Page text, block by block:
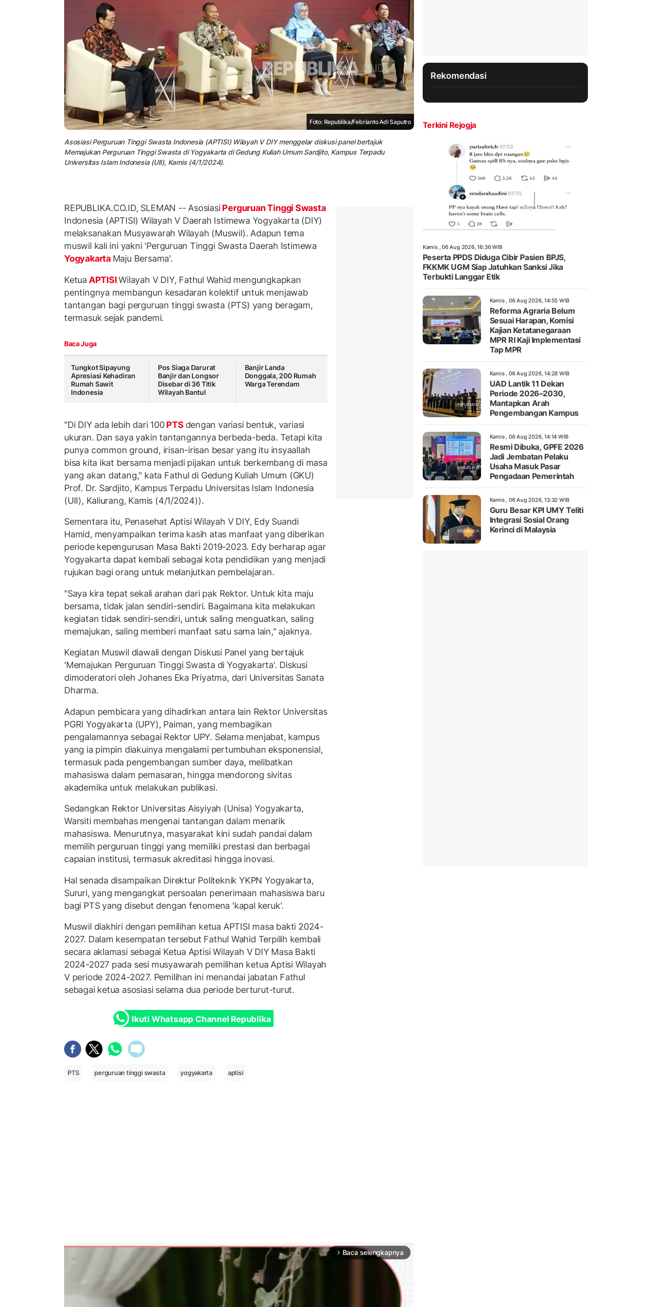
Foto: Republika/Febrianto Adi Saputro
Asosiasi Perguruan Tinggi Swasta Indonesia (APTISI) Wilayah V DIY menggelar diskusi panel bertajuk
Memajukan Perguruan Tinggi Swasta di Yogyakarta di Gedung Kuliah Umum Sardjito, Kampus Terpadu
Universitas Islam Indonesia (UII), Kamis (4/1/2024).
REPUBLIKA.CO.ID, SLEMAN -- AsosiasiPerguruan Tinggi Swasta
Indonesia (APTISI) Wilayah V Daerah Istimewa Yogyakarta (DIY)
melaksanakan Musyawarah Wilayah (Muswil). Adapun tema
muswil kali ini yakni 'Perguruan Tinggi Swasta Daerah Istimewa
Yogyakarta Maju Bersama'.
Ketua APTISIWilayah V DIY, Fathul Wahid mengungkapkan
pentingnya membangun kesadaran kolektif untuk menjawab
tantangan bagi perguruan tinggi swasta (PTS) yang beragam,
termasuk sejak pandemi.
Baca Juga
Tungkot Sipayung
Apresiasi Kehadiran
Rumah Sawit
Indonesia
Pos Siaga Darurat
Banjir dan Longsor
Disebar di 36 Titik
Wilayah Bantul
Banjir Landa
Donggala, 200 Rumah
Warga Terendam
"Di DIY ada lebih dari 100PTS dengan variasi bentuk, variasi
ukuran. Dan saya yakin tantangannya berbeda-beda. Tetapi kita
punya common ground, irisan-irisan besar yang itu insyaallah
bisa kita ikat bersama menjadi pijakan untuk berkembang di masa
yang akan datang," kata Fathul di Gedung Kuliah Umum (GKU)
Prof. Dr. Sardjito, Kampus Terpadu Universitas Islam Indonesia
(UII), Kaliurang, Kamis (4/1/2024)).
Sementara itu, Penasehat Aptisi Wilayah V DIY, Edy Suandi
Hamid, menyampaikan terima kasih atas manfaat yang diberikan
periode kepengurusan Masa Bakti 2019-2023. Edy berharap agar
Yogyakarta dapat kembali sebagai kota pendidikan yang menjadi
rujukan bagi orang untuk melanjutkan pembelajaran.
"Saya kira tepat sekali arahan dari pak Rektor. Untuk kita maju
bersama, tidak jalan sendiri-sendiri. Bagaimana kita melakukan
kegiatan tidak sendiri-sendiri, untuk saling menguatkan, saling
memajukan, saling memberi manfaat satu sama lain," ajaknya.
Kegiatan Muswil diawali dengan Diskusi Panel yang bertajuk
'Memajukan Perguruan Tinggi Swasta di Yogyakarta'. Diskusi
dimoderatori oleh Johanes Eka Priyatma, dari Universitas Sanata
Dharma.
Adapun pembicara yang dihadirkan antara lain Rektor Universitas
PGRI Yogyakarta (UPY), Paiman, yang membagikan
pengalamannya sebagai Rektor UPY. Selama menjabat, kampus
yang ia pimpin diakuinya mengalami pertumbuhan eksponensial,
termasuk pada pengembangan sumber daya, melibatkan
mahasiswa dalam pemasaran, hingga mendorong sivitas
akademika untuk melakukan publikasi.
Sedangkan Rektor Universitas Aisyiyah (Unisa) Yogyakarta,
Warsiti membahas mengenai tantangan dalam menarik
mahasiswa. Menurutnya, masyarakat kini sudah pandai dalam
memilih perguruan tinggi yang memiliki prestasi dan berbagai
capaian institusi, termasuk akreditasi hingga inovasi.
Hal senada disampaikan Direktur Politeknik YKPN Yogyakarta,
Sururi, yang mengangkat persoalan penerimaan mahasiswa baru
bagi PTS yang disebut dengan fenomena 'kapal keruk'.
Muswil diakhiri dengan pemilihan ketua APTISI masa bakti 2024-
2027. Dalam kesempatan tersebut Fathul Wahid Terpilih kembali
secara aklamasi sebagai Ketua Aptisi Wilayah V DIY Masa Bakti
2024-2027 pada sesi musyawarah pemilihan ketua Aptisi Wilayah
V periode 2024-2027. Pemilihan ini menandai jabatan Fathul
sebagai ketua asosiasi selama dua periode berturut-turut.
Ikuti Whatsapp Channel Republika
PTS perguruan tinggi swasta yogyakarta aptisi
arrow_forward_ios Baca selengkapnya
Rekomendasi
Terkini Rejogja
Kamis , 06 Aug 2026, 16:36 WIB
Peserta PPDS Diduga Cibir Pasien BPJS,
FKKMK UGM Siap Jatuhkan Sanksi Jika
Terbukti Langgar Etik
Kamis , 06 Aug 2026, 14:55 WIB
Reforma Agraria Belum
Sesuai Harapan, Komisi
Kajian Ketatanegaraan
MPR RI Kaji Implementasi
Tap MPR
Kamis , 06 Aug 2026, 14:28 WIB
UAD Lantik 11 Dekan
Periode 2026–2030,
Mantapkan Arah
Pengembangan Kampus
Kamis , 06 Aug 2026, 14:14 WIB
Resmi Dibuka, GPFE 2026
Jadi Jembatan Pelaku
Usaha Masuk Pasar
Pengadaan Pemerintah
Kamis , 06 Aug 2026, 13:32 WIB
Guru Besar KPI UMY Teliti
Integrasi Sosial Orang
Kerinci di Malaysia